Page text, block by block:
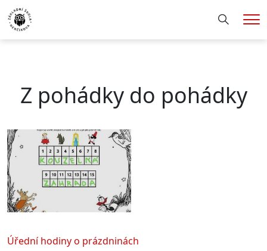
Hledání
Z pohádky do pohádky
Úřední hodiny o prázdninách